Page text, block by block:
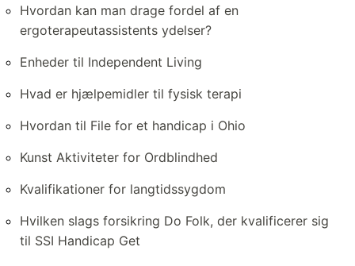
Hvordan kan man drage fordel af en
ergoterapeutassistents ydelser?
Enheder til Independent Living
Hvad er hjælpemidler til fysisk terapi
Hvordan til File for et handicap i Ohio
Kunst Aktiviteter for Ordblindhed
Kvalifikationer for langtidssygdom
Hvilken slags forsikring Do Folk, der kvalificerer sig
til SSI Handicap Get